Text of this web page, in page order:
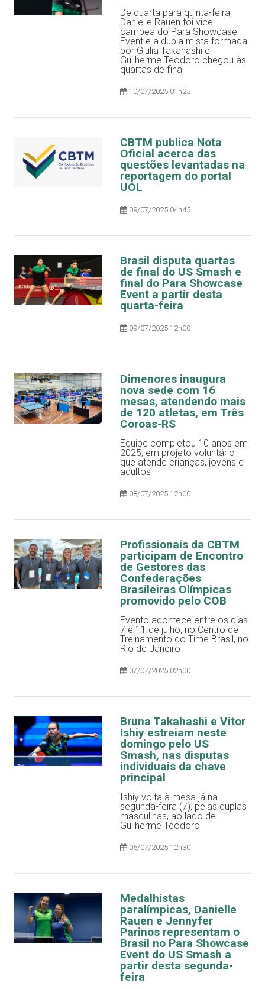
De quarta para quinta-feira,
Danielle Rauen foi vice-
campeã do Para Showcase
Event e a dupla mista formada
por Giulia Takahashi e
Guilherme Teodoro chegou às
quartas de final
10/07/2025 01h25
CBTM publica Nota
Oficial acerca das
questões levantadas na
reportagem do portal
UOL
09/07/2025 04h45
Brasil disputa quartas
de final do US Smash e
final do Para Showcase
Event a partir desta
quarta-feira
09/07/2025 12h00
Dimenores inaugura
nova sede com 16
mesas, atendendo mais
de 120 atletas, em Três
Coroas-RS
Equipe completou 10 anos em
2025, em projeto voluntário
que atende crianças, jovens e
adultos
08/07/2025 12h00
Profissionais da CBTM
participam de Encontro
de Gestores das
Confederações
Brasileiras Olímpicas
promovido pelo COB
Evento acontece entre os dias
7 e 11 de julho, no Centro de
Treinamento do Time Brasil, no
Rio de Janeiro
07/07/2025 02h00
Bruna Takahashi e Vitor
Ishiy estreiam neste
domingo pelo US
Smash, nas disputas
individuais da chave
principal
Ishiy volta à mesa já na
segunda-feira (7), pelas duplas
masculinas, ao lado de
Guilherme Teodoro
06/07/2025 12h30
Medalhistas
paralímpicas, Danielle
Rauen e Jennyfer
Parinos representam o
Brasil no Para Showcase
Event do US Smash a
partir desta segunda-
feira